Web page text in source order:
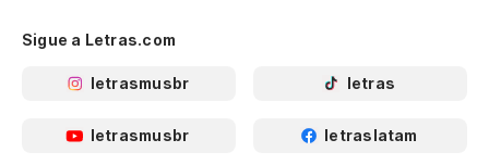
Sigue a Letras.com
letrasmusbr letras
letrasmusbr letraslatam